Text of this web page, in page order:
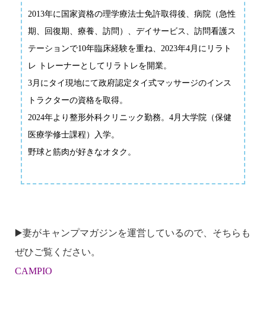
2013年に国家資格の理学療法士免許取得後、病院（急性
期、回復期、療養、訪問）、デイサービス、訪問看護ス
テーションで10年臨床経験を重ね、2023年4月にリラト
レ トレーナーとしてリラトレを開業。
3月にタイ現地にて政府認定タイ式マッサージのインス
トラクターの資格を取得。
2024年より整形外科クリニック勤務。4月大学院（保健
医療学修士課程）入学。
野球と筋肉が好きなオタク。
▶️妻がキャンプマガジンを運営しているので、そちらも
ぜひご覧ください。
CAMPIO